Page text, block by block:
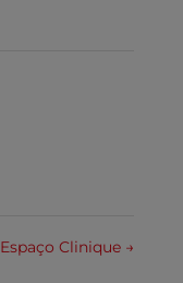
Espaço Clinique →